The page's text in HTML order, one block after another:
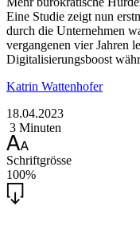
Eine Studie zeigt nun
durch die Unternehmen
vergangenen vier Jahren
Digitalisierungsboost
Katrin Wattenhofer
18.04.2023
3 Minuten
Schriftgrösse
100%